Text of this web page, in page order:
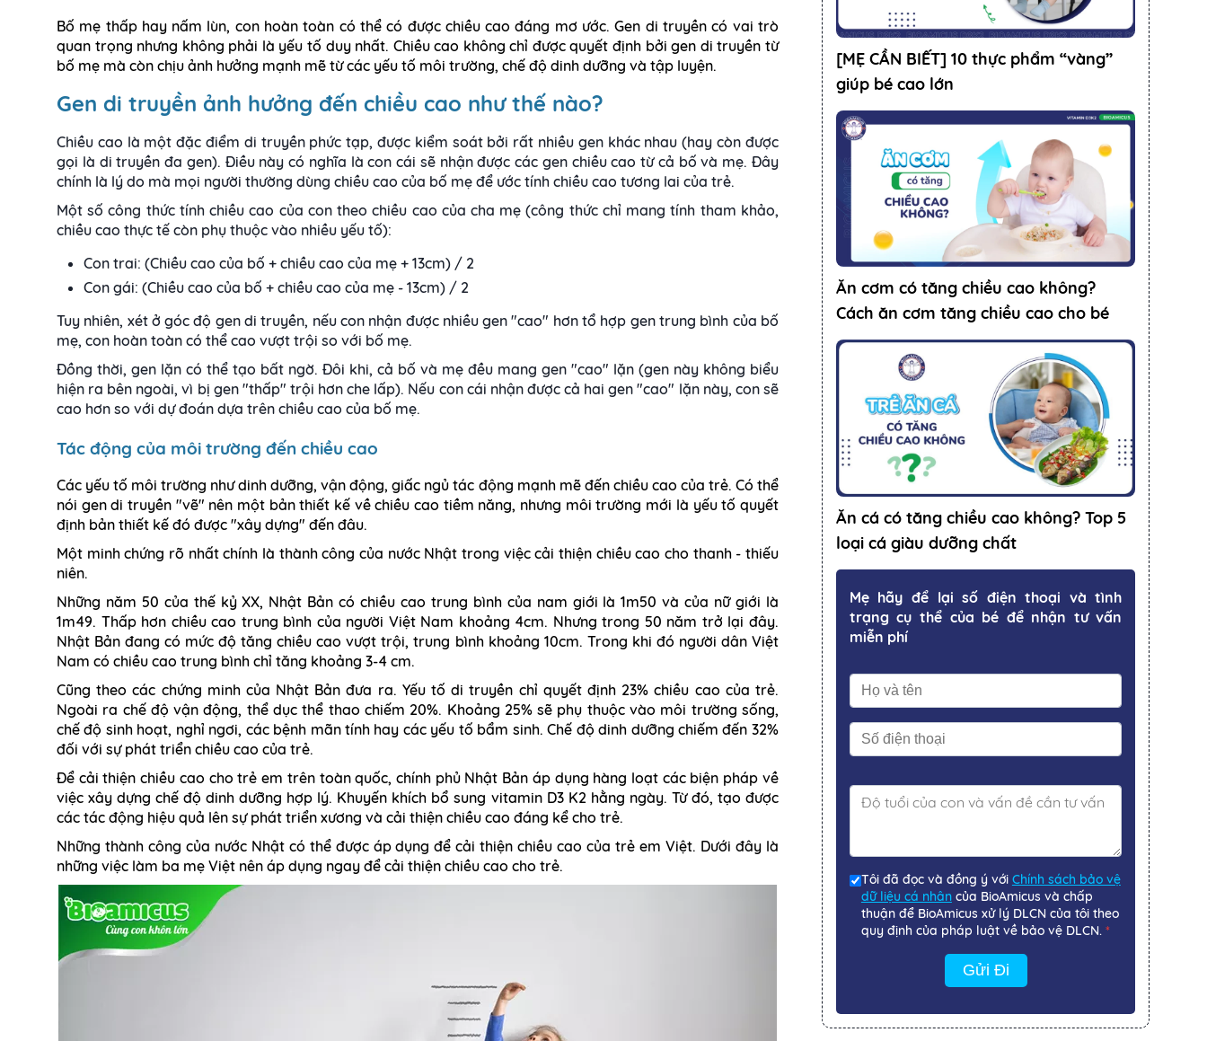
Bố mẹ thấp hay nấm lùn, con hoàn toàn có thể có được chiều cao đáng mơ ước. Gen di truyền có vai trò
quan trọng nhưng không phải là yếu tố duy nhất. Chiều cao không chỉ được quyết định bởi gen di truyền từ
bố mẹ mà còn chịu ảnh hưởng mạnh mẽ từ các yếu tố môi trường, chế độ dinh dưỡng và tập luyện.
Gen di truyền ảnh hưởng đến chiều cao như thế nào?
Chiều cao là một đặc điểm di truyền phức tạp, được kiểm soát bởi rất nhiều gen khác nhau (hay còn được
gọi là di truyền đa gen). Điều này có nghĩa là con cái sẽ nhận được các gen chiều cao từ cả bố và mẹ. Đây
chính là lý do mà mọi người thường dùng chiều cao của bố mẹ để ước tính chiều cao tương lai của trẻ.
Một số công thức tính chiều cao của con theo chiều cao của cha mẹ (công thức chỉ mang tính tham khảo,
chiều cao thực tế còn phụ thuộc vào nhiều yếu tố):
Con trai: (Chiều cao của bố + chiều cao của mẹ + 13cm) / 2
Con gái: (Chiều cao của bố + chiều cao của mẹ - 13cm) / 2
Tuy nhiên, xét ở góc độ gen di truyền, nếu con nhận được nhiều gen "cao" hơn tổ hợp gen trung bình của bố
mẹ, con hoàn toàn có thể cao vượt trội so với bố mẹ.
Đồng thời, gen lặn có thể tạo bất ngờ. Đôi khi, cả bố và mẹ đều mang gen "cao" lặn (gen này không biểu
hiện ra bên ngoài, vì bị gen "thấp" trội hơn che lấp). Nếu con cái nhận được cả hai gen "cao" lặn này, con sẽ
cao hơn so với dự đoán dựa trên chiều cao của bố mẹ.
Tác động của môi trường đến chiều cao
Các yếu tố môi trường như dinh dưỡng, vận động, giấc ngủ tác động mạnh mẽ đến chiều cao của trẻ. Có thể
nói gen di truyền "vẽ" nên một bản thiết kế về chiều cao tiềm năng, nhưng môi trường mới là yếu tố quyết
định bản thiết kế đó được "xây dựng" đến đâu.
Một minh chứng rõ nhất chính là thành công của nước Nhật trong việc cải thiện chiều cao cho thanh - thiếu
niên.
Những năm 50 của thế kỷ XX, Nhật Bản có chiều cao trung bình của nam giới là 1m50 và của nữ giới là
1m49. Thấp hơn chiều cao trung bình của người Việt Nam khoảng 4cm. Nhưng trong 50 năm trở lại đây.
Nhật Bản đang có mức độ tăng chiều cao vượt trội, trung bình khoảng 10cm. Trong khi đó người dân Việt
Nam có chiều cao trung bình chỉ tăng khoảng 3-4 cm.
Cũng theo các chứng minh của Nhật Bản đưa ra. Yếu tố di truyền chỉ quyết định 23% chiều cao của trẻ.
Ngoài ra chế độ vận động, thể dục thể thao chiếm 20%. Khoảng 25% sẽ phụ thuộc vào môi trường sống,
chế độ sinh hoạt, nghỉ ngơi, các bệnh mãn tính hay các yếu tố bẩm sinh.Chế độ dinh dưỡng chiếm đến 32%
đối với sự phát triển chiều cao của trẻ.
Để cải thiện chiều cao cho trẻ em trên toàn quốc, chính phủ Nhật Bản áp dụng hàng loạt các biện pháp về
việc xây dựng chế độ dinh dưỡng hợp lý. Khuyến khích bổ sung vitamin D3 K2 hằng ngày. Từ đó, tạo được
các tác động hiệu quả lên sự phát triển xương và cải thiện chiều cao đáng kể cho trẻ.
Những thành công của nước Nhật có thể được áp dụng để cải thiện chiều cao của trẻ em Việt. Dưới đây là
những việc làm ba mẹ Việt nên áp dụng ngay để cải thiện chiều cao cho trẻ.
[MẸ CẦN BIẾT] 10 thực phẩm “vàng”
giúp bé cao lớn
Ăn cơm có tăng chiều cao không?
Cách ăn cơm tăng chiều cao cho bé
Ăn cá có tăng chiều cao không? Top 5
loại cá giàu dưỡng chất
Mẹ hãy để lại số điện thoại và tình
trạng cụ thể của bé để nhận tư vấn
miễn phí
Tôi đã đọc và đồng ý với Chính sách bảo vệ
dữ liệu cá nhâncủa BioAmicus và chấp
thuận để BioAmicus xử lý DLCN của tôi theo
quy định của pháp luật về bảo vệ DLCN. *
Gửi Đi